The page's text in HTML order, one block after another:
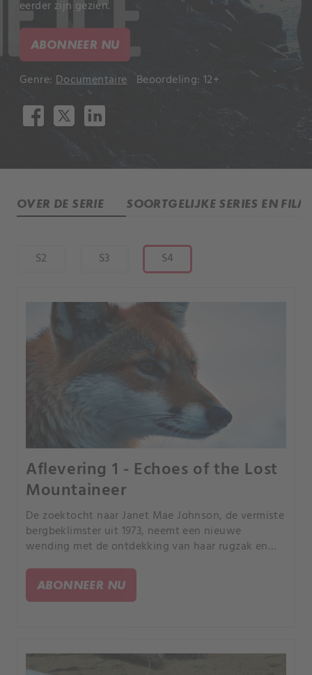
eerder zijn gezien.
ABONNEER NU
Genre: Documentaire Beoordeling: 12+
OVER DE SERIE SOORTGELIJKE SERIES EN
S2 S3 S4
Aflevering 1 - Echoes of the Lost
Mountaineer
De zoektocht naar Janet Mae Johnson, de vermiste
bergbeklimster uit 1973, neemt een nieuwe
wending met de ontdekking van haar rugzak en
haar tragische lot.
ABONNEER NU